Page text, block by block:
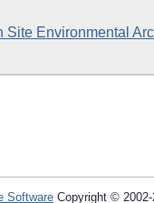
Site Environmental
Software Copyright © 2002-